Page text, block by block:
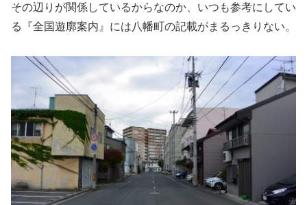
その辺りが関係しているからなのか、いつも参考にしてい
る『全国遊廓案内』には八幡町の記載がまるっきりない。